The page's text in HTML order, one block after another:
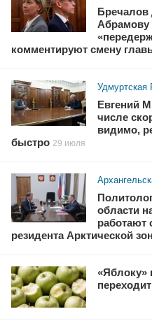
Бречалов
Абрамову
комментируют смену
Удмуртская
Евгений
числе
видимо,
быстро 29 июля
области
работают
резидента Арктической
«Яблоку»